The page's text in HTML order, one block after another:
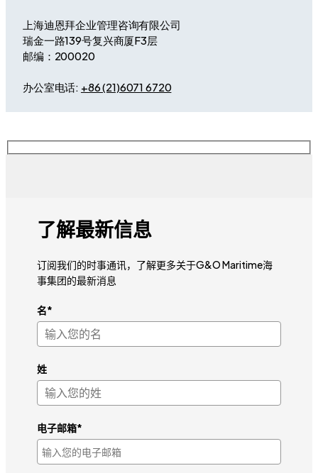
上海迪恩拜企业管理咨询有限公司
瑞金一路139号复兴商厦F3层
邮编：200020
办公室电话: +86 (21)6071 6720
了解最新信息
订阅我们的时事通讯，了解更多关于G&O Maritime海
事集团的最新消息
名*
姓
电子邮箱*